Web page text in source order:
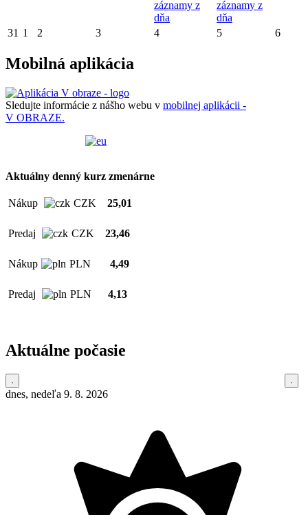
záznamy z
dňa
záznamy z
dňa
31 1 2 3 4 5 6
Mobilná aplikácia
Sledujte informácie z nášho webu v mobilnej aplikácii -
V OBRAZE.
Aktuálny denný kurz zmenárne
Nákup CZK 25,01
Predaj CZK 23,46
Nákup PLN 4,49
Predaj PLN 4,13
Aktuálne počasie
dnes, nedeľa 9. 8. 2026